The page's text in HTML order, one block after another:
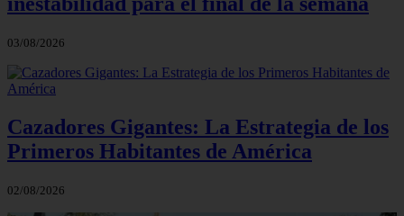
03/08/2026
Cazadores Gigantes: La Estrategia de los
Primeros Habitantes de América
02/08/2026